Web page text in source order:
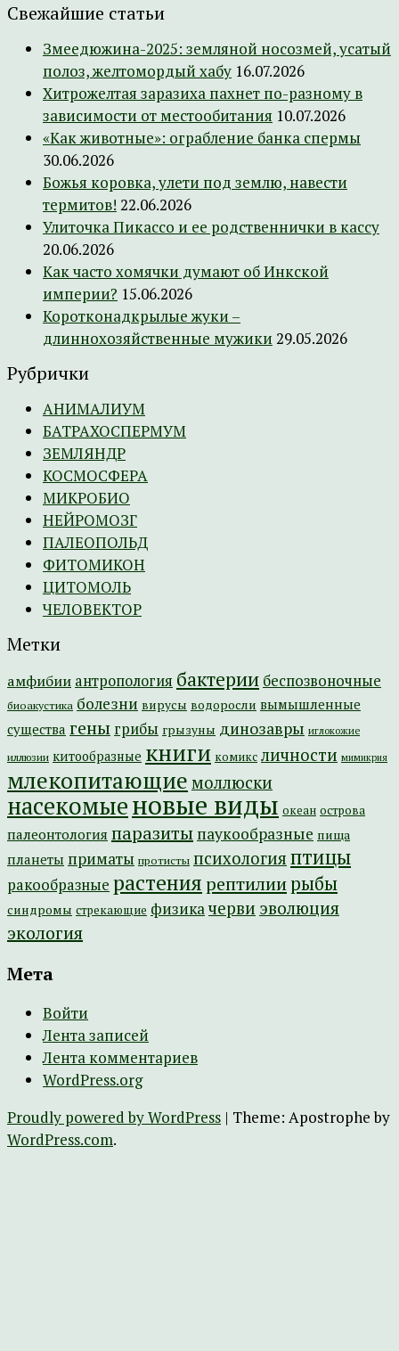
Свежайшие статьи
Змеедюжина-2025: земляной носозмей, усатый
полоз, желтомордый хабу 16.07.2026
Хитрожелтая заразиха пахнет по-разному в
зависимости от местообитания 10.07.2026
«Как животные»: ограбление банка спермы
30.06.2026
Божья коровка, улети под землю, навести
термитов! 22.06.2026
Улиточка Пикассо и ее родственнички в кассу
20.06.2026
Как часто хомячки думают об Инкской
империи? 15.06.2026
Коротконадкрылые жуки –
длиннохозяйственные мужики 29.05.2026
Рубрички
АНИМАЛИУМ
БАТРАХОСПЕРМУМ
ЗЕМЛЯНДР
КОСМОСФЕРА
МИКРОБИО
НЕЙРОМОЗГ
ПАЛЕОПОЛЬД
ФИТОМИКОН
ЦИТОМОЛЬ
ЧЕЛОВЕКТОР
Метки
амфибии антропология бактерии беспозвоночные
биоакустика болезни вирусы водоросли вымышленные
существа гены грибы грызуны динозавры иглокожие
иллюзии китообразные книги комикс личности мимикрия
млекопитающие моллюски
насекомыеновые виды океан острова
палеонтология паразиты паукообразные пища
планеты приматы протисты психология птицы
ракообразные растениярептилиирыбы
синдромы стрекающие физикачерви эволюция
экология
Мета
Войти
Лента записей
Лента комментариев
WordPress.org
Proudly powered by WordPress | Theme: Apostrophe by
WordPress.com.